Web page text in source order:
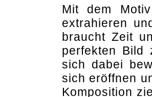
Mit dem
extrahieren
braucht Zeit
perfekten Bild
sich dabei
sich eröffnen
Komposition